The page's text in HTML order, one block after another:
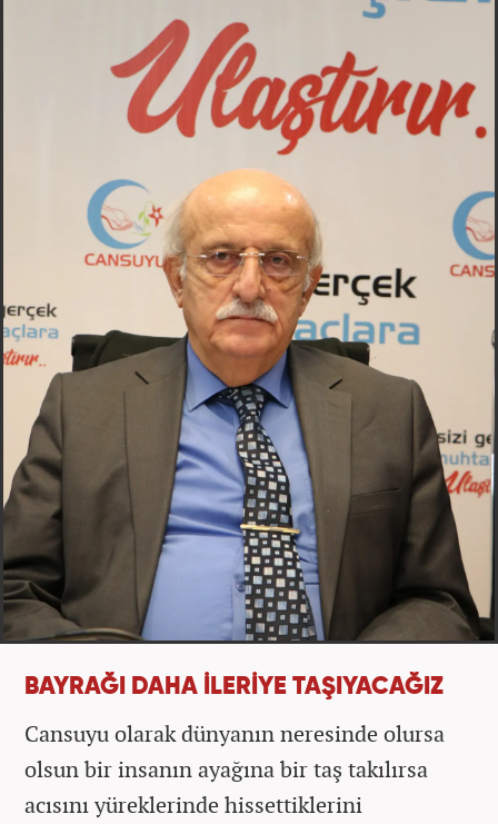
BAYRAĞI DAHA İLERİYE TAŞIYACAĞIZ
Cansuyu olarak dünyanın neresinde olursa
olsun bir insanın ayağına bir taş takılırsa
acısını yüreklerinde hissettiklerini